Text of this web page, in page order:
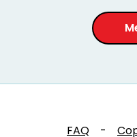
FAQ -